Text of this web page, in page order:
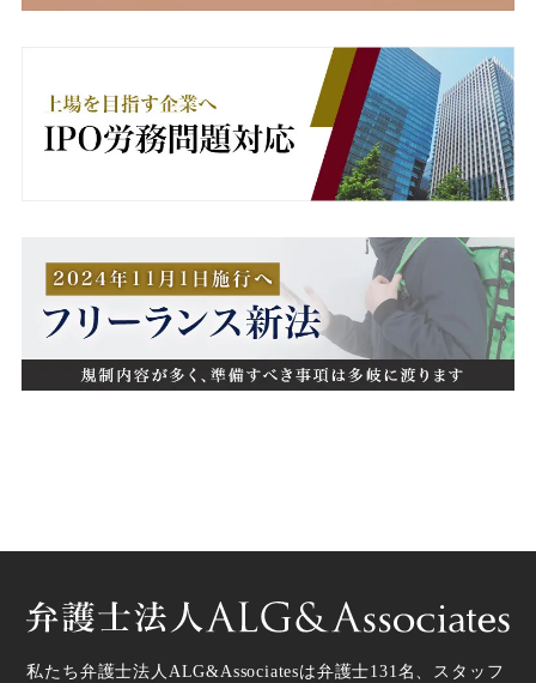
私たち弁護士法人ALG&Associatesは弁護士131名、スタッフ